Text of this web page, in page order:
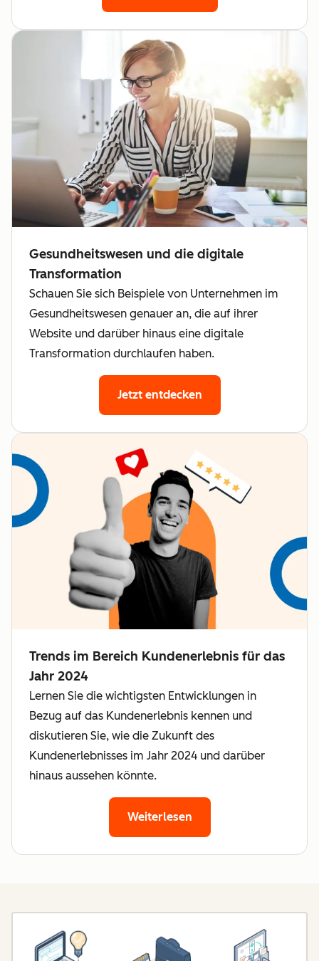
Gesundheitswesen und die digitale
Transformation
Schauen Sie sich Beispiele von Unternehmen im
Gesundheitswesen genauer an, die auf ihrer
Website und darüber hinaus eine digitale
Transformation durchlaufen haben.
Jetzt entdecken
Trends im Bereich Kundenerlebnis für das
Jahr 2024
Lernen Sie die wichtigsten Entwicklungen in
Bezug auf das Kundenerlebnis kennen und
diskutieren Sie, wie die Zukunft des
Kundenerlebnisses im Jahr 2024 und darüber
hinaus aussehen könnte.
Weiterlesen